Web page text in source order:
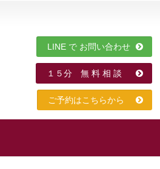
LINE で お問い合わせ
１５分 無 料 相 談
ご予約はこちらから